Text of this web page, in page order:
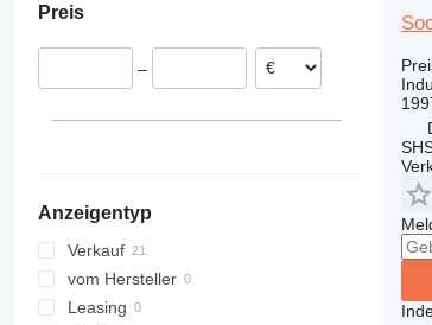
Spanien
Portugal
Preis
–
Anzeigentyp
Verkauf
vom Hersteller
Leasing